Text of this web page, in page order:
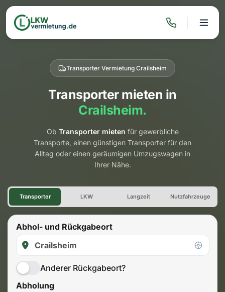
Transporter Vermietung Crailsheim
Transporter mieten in
Crailsheim.
Ob Transporter mieten für gewerbliche
Transporte, einen günstigen Transporter für den
Alltag oder einen geräumigen Umzugswagen in
Ihrer Nähe.
Transporter Vermietung
Transporter LKW Langzeit Nutzfahrzeuge
Abhol- und Rückgabeort
Anderer Rückgabeort?
Abholung